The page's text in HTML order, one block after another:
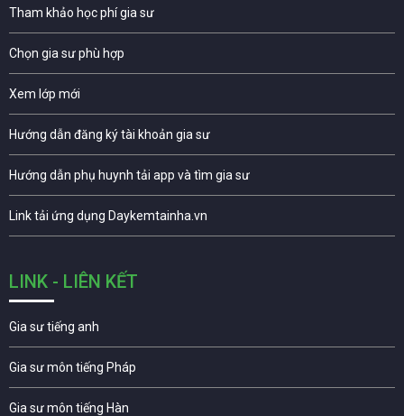
Tham khảo học phí gia sư
Chọn gia sư phù hợp
Xem lớp mới
Hướng dẫn đăng ký tài khoản gia sư
Hướng dẫn phụ huynh tải app và tìm gia sư
Link tải ứng dụng Daykemtainha.vn
LINK - LIÊN KẾT
Gia sư tiếng anh
Gia sư môn tiếng Pháp
Gia sư môn tiếng Hàn